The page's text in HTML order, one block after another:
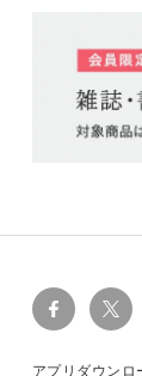
アプリダウンロ